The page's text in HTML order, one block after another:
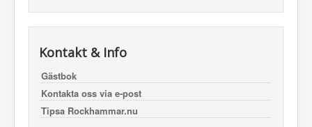
Kontakt & Info
Gästbok
Kontakta oss via e-post
Tipsa Rockhammar.nu